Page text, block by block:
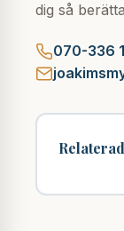
dig så
070-336